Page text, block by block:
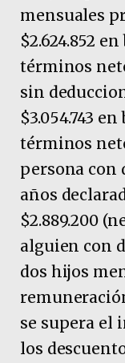
mensuales
$2.624.852
términos
sin
$3.054.743
términos
persona con
años
$2.889.200
alguien con
dos hijos
se supera el
los